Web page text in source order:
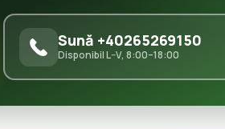
Sună +40265269150
Disponibil L–V, 8:00–18:00